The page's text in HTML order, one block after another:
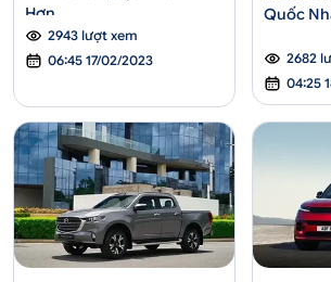
Hơn
2943 lượt xem
06:45 17/02/2023
Quốc
2682
04:25